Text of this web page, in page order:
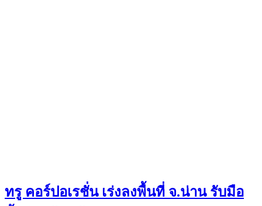
ทรู คอร์ปอเรชั่น เร่งลงพื้นที่ จ.น่าน รับมือ